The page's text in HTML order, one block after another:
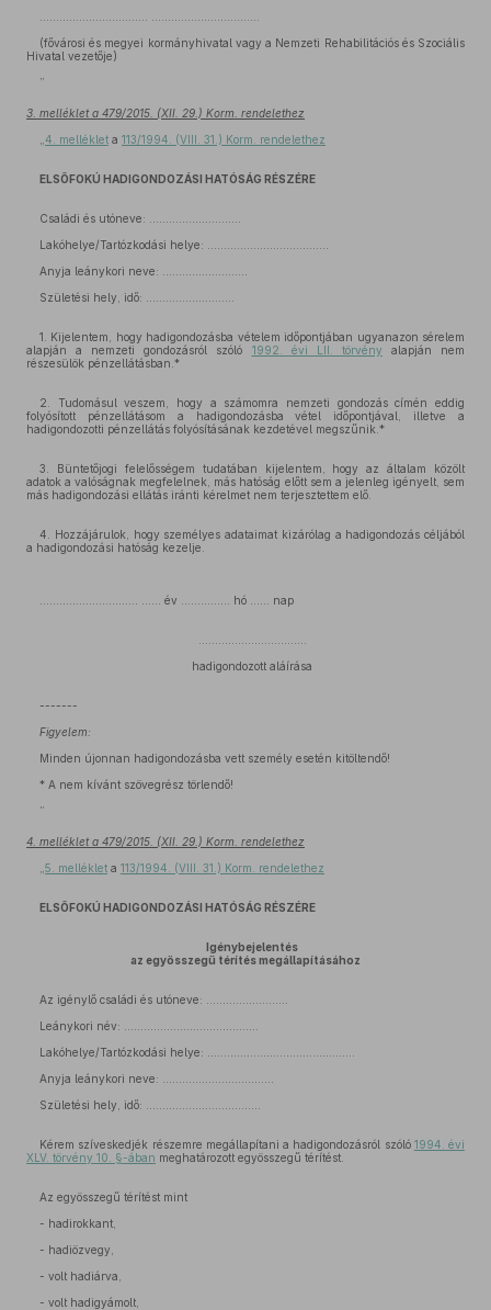
(fővárosi és megyei kormányhivatal vagy a Nemzeti Rehabilitációs és Szociális
Hivatal vezetője)
”
3. melléklet a 479/2015. (XII. 29.) Korm. rendelethez
4. melléklet a 113/1994. (VIII. 31.) Korm. rendelethez
ELSŐFOKÚ HADIGONDOZÁSI HATÓSÁG RÉSZÉRE
Családi és utóneve: ............................
Lakóhelye/Tartózkodási helye: .....................................
Anyja leánykori neve: ..........................
Születési hely, idő: ...........................
1. Kijelentem, hogy hadigondozásba vételem időpontjában ugyanazon sérelem
alapján a nemzeti gondozásról szóló 1992. évi LII. törvény alapján nem
részesülök pénzellátásban.*
2. Tudomásul veszem, hogy a számomra nemzeti gondozás címén eddig
folyósított pénzellátásom a hadigondozásba vétel időpontjával, illetve a
hadigondozotti pénzellátás folyósításának kezdetével megszűnik.*
3. Büntetőjogi felelősségem tudatában kijelentem, hogy az általam közölt
adatok a valóságnak megfelelnek, más hatóság előtt sem a jelenleg igényelt, sem
más hadigondozási ellátás iránti kérelmet nem terjesztettem elő.
4. Hozzájárulok, hogy személyes adataimat kizárólag a hadigondozás céljából
a hadigondozási hatóság kezelje.
………………………… …… év …………… hó …… nap
hadigondozott aláírása
-------
Figyelem:
Minden újonnan hadigondozásba vett személy esetén kitöltendő!
* A nem kívánt szövegrész törlendő!
”
4. melléklet a 479/2015. (XII. 29.) Korm. rendelethez
5. melléklet a 113/1994. (VIII. 31.) Korm. rendelethez
ELSŐFOKÚ HADIGONDOZÁSI HATÓSÁG RÉSZÉRE
Igénybejelentés
az egyösszegű térítés megállapításához
Az igénylő családi és utóneve: .........................
Leánykori név: .........................................
Lakóhelye/Tartózkodási helye: .............................................
Anyja leánykori neve: ..................................
Születési hely, idő: ...................................
Kérem szíveskedjék részemre megállapítani a hadigondozásról szóló 1994. évi
XLV. törvény 10. §-ában meghatározott egyösszegű térítést.
Az egyösszegű térítést mint
- hadirokkant,
- hadiözvegy,
- volt hadiárva,
- volt hadigyámolt,